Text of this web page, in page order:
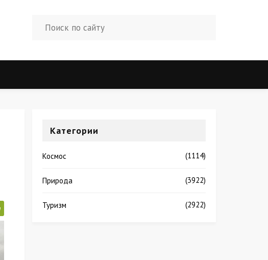
Категории
Космос (1114)
Природа (3922)
Туризм (2922)